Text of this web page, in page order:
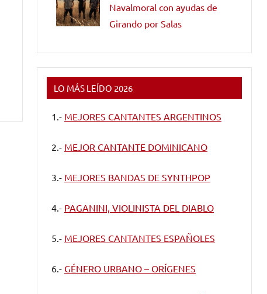
Navalmoral con ayudas de
Girando por Salas
LO MÁS LEÍDO 2026
1.- MEJORES CANTANTES ARGENTINOS
2.- MEJOR CANTANTE DOMINICANO
3.- MEJORES BANDAS DE SYNTHPOP
4.- PAGANINI, VIOLINISTA DEL DIABLO
5.- MEJORES CANTANTES ESPAÑOLES
6.- GÉNERO URBANO – ORÍGENES